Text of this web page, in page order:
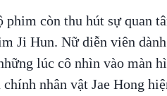
còn thu hút sự quan
Ji Hun. Nữ diễn viên
lúc cô nhìn vào màn
nhân vật Jae Hong